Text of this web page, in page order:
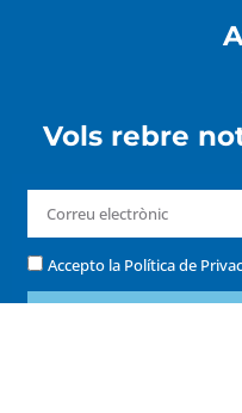
Vols rebre
Accepto la Política de